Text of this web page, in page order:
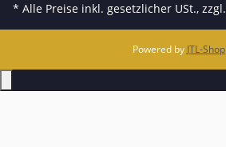
* Alle Preise inkl. gesetzlicher USt., zzgl.
Powered by JTL-Shop